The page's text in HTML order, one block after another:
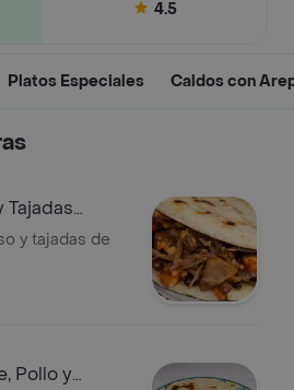
4.5
Platos Especiales Caldos con
Tajadas
y tajadas de
Pollo y